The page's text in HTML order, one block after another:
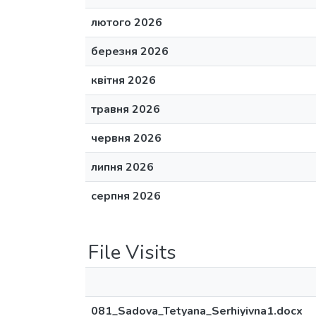
лютого 2026
березня 2026
квітня 2026
травня 2026
червня 2026
липня 2026
серпня 2026
File Visits
081_Sadova_Tetyana_Serhiyivna1.docx